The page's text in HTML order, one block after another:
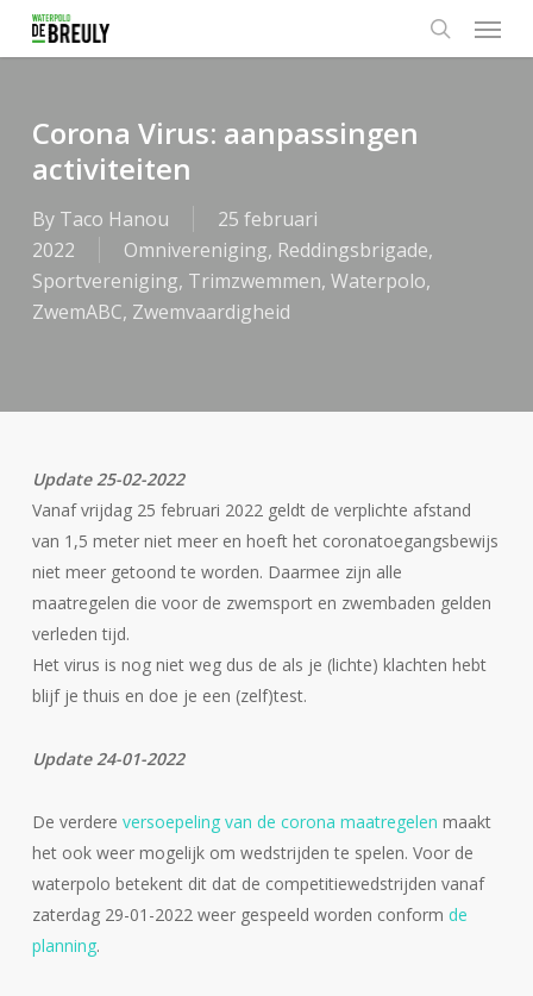
search
Menu
Corona Virus: aanpassingen
activiteiten
By Taco Hanou
25 februari
2022
Omnivereniging, Reddingsbrigade,
Sportvereniging, Trimzwemmen, Waterpolo,
ZwemABC, Zwemvaardigheid
Update 25-02-2022
Vanaf vrijdag 25 februari 2022 geldt de verplichte afstand
van 1,5 meter niet meer en hoeft het coronatoegangsbewijs
niet meer getoond te worden. Daarmee zijn alle
maatregelen die voor de zwemsport en zwembaden gelden
verleden tijd.
Het virus is nog niet weg dus de als je (lichte) klachten hebt
blijf je thuis en doe je een (zelf)test.
Update 24-01-2022
De verdere versoepeling van de corona maatregelen maakt
het ook weer mogelijk om wedstrijden te spelen. Voor de
waterpolo betekent dit dat de competitiewedstrijden vanaf
zaterdag 29-01-2022 weer gespeeld worden conform de
planning.